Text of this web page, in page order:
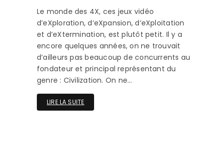
Le monde des 4X, ces jeux vidéo
d’eXploration, d’eXpansion, d’eXploitation
et d’eXtermination, est plutôt petit. Il y a
encore quelques années, on ne trouvait
d’ailleurs pas beaucoup de concurrents au
fondateur et principal représentant du
genre : Civilization. On ne…
LIRE LA SUITE